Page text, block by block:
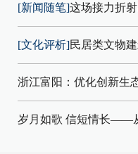
[新闻随笔]这场接力折
[文化评析]民居类文物
浙江富阳：优化创新生
岁月如歌 信短情长——